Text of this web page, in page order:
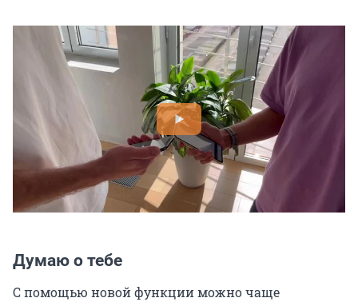
Думаю о тебе
С помощью новой функции можно чаще